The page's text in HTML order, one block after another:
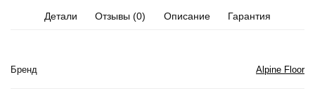
Детали Отзывы (0) Описание Гарантия
Бренд Alpine Floor